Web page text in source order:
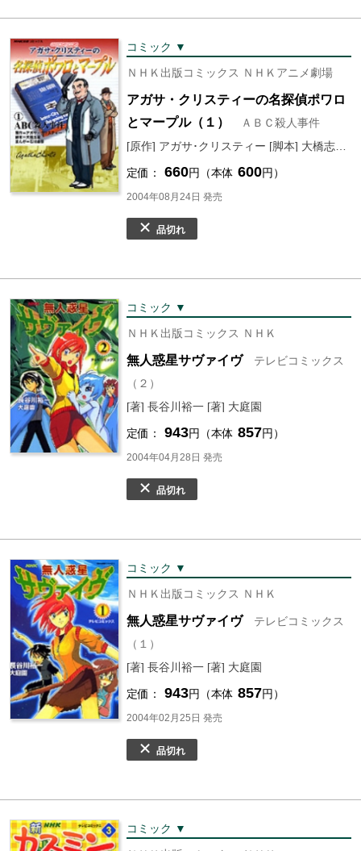
コミック ▼
ＮＨＫ出版コミックス ＮＨＫアニメ劇場
アガサ・クリスティーの名探偵ポワロ
とマープル（１）
ＡＢＣ殺人事件
定価： 660円（本体 600円）
2004年08月24日 発売
品切れ
コミック ▼
ＮＨＫ出版コミックス ＮＨＫ
無人惑星サヴァイヴ
テレビコミックス
（２）
[著] 長谷川裕一 [著] 大庭園
定価： 943円（本体 857円）
2004年04月28日 発売
品切れ
コミック ▼
ＮＨＫ出版コミックス ＮＨＫ
無人惑星サヴァイヴ
テレビコミックス
（１）
[著] 長谷川裕一 [著] 大庭園
定価： 943円（本体 857円）
2004年02月25日 発売
品切れ
コミック ▼